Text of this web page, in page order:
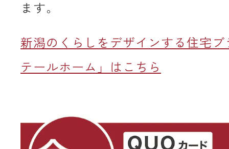
ます。
新潟のくらしをデザインする住宅
テールホーム」はこちら